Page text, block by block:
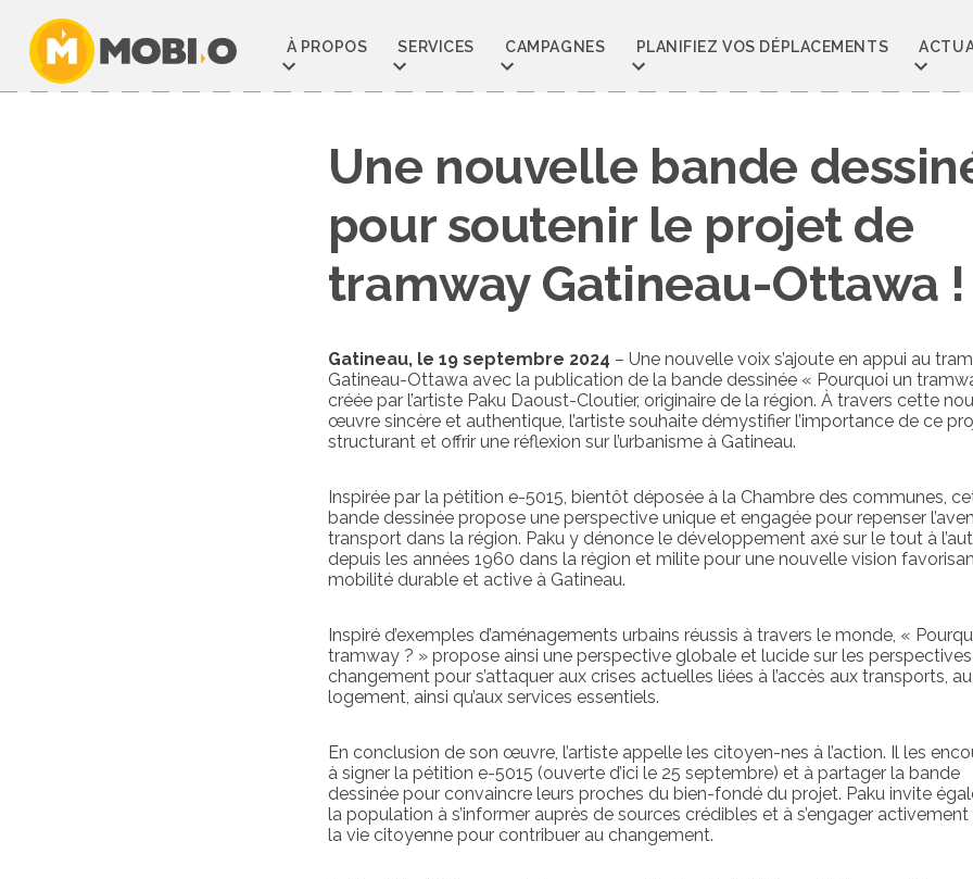
contenu
À PROPOS SERVICES CAMPAGNES PLANIFIEZ VOS DÉPLACEMENTS
Une nouvelle bande
pour soutenir le projet de
tramway Gatineau-Ottawa !
Gatineau, le 19 septembre 2024 – Une nouvelle voix s’ajoute en appui au
Gatineau-Ottawa avec la publication de la bande dessinée « Pourquoi un
créée par l’artiste Paku Daoust-Cloutier, originaire de la région. À travers cette
œuvre sincère et authentique, l’artiste souhaite démystifier l’importance de ce
structurant et offrir une réflexion sur l’urbanisme à Gatineau.
Inspirée par la pétition e-5015, bientôt déposée à la Chambre des communes,
bande dessinée propose une perspective unique et engagée pour repenser
transport dans la région. Paku y dénonce le développement axé sur le tout à
depuis les années 1960 dans la région et milite pour une nouvelle vision
mobilité durable et active à Gatineau.
Inspiré d’exemples d’aménagements urbains réussis à travers le monde, «
tramway ? » propose ainsi une perspective globale et lucide sur les
changement pour s’attaquer aux crises actuelles liées à l’accès aux transports, au
logement, ainsi qu’aux services essentiels.
En conclusion de son œuvre, l’artiste appelle les citoyen-nes à l’action. Il les
à signer la pétition e-5015 (ouverte d’ici le 25 septembre) et à partager la bande
dessinée pour convaincre leurs proches du bien-fondé du projet. Paku invite
la population à s’informer auprès de sources crédibles et à s’engager activement
la vie citoyenne pour contribuer au changement.